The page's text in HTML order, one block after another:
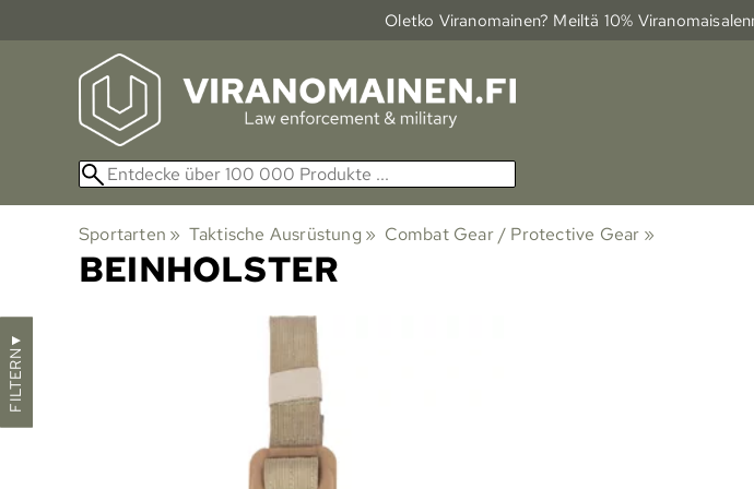
Oletko Viranomainen? Meiltä 10%
Sportarten ‪» Taktische Ausrüstung ‪» Combat Gear / Protective Gear ‪»
BEINHOLSTER
FILTERN
▼